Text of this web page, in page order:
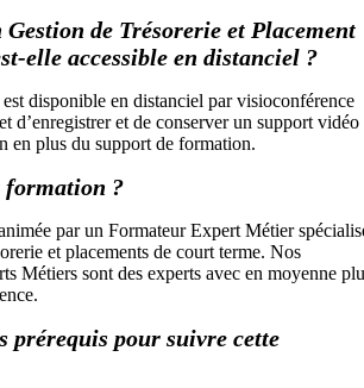
de Trésorerie et Placement
elle accessible en distanciel ?
disponible en distanciel par visioconférence
d’enregistrer et de conserver un support vidéo
en plus du support de formation.
formation ?
par un Formateur Expert Métier
et placements de court terme. Nos
Métiers sont des experts avec en moyenne
prérequis pour suivre cette